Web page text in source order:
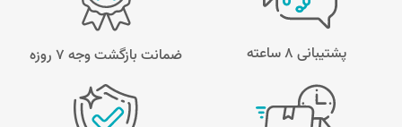
پشتیبانی 8 ساعته ضمانت بازگشت وجه ۷ روزه